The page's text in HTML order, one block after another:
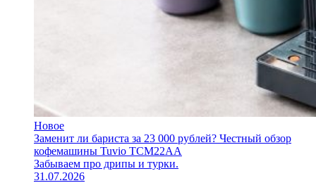
Новое
Заменит ли бариста за 23 000 рублей? Честный обзор
кофемашины Tuvio TCM22AA
Забываем про дрипы и турки.
31.07.2026